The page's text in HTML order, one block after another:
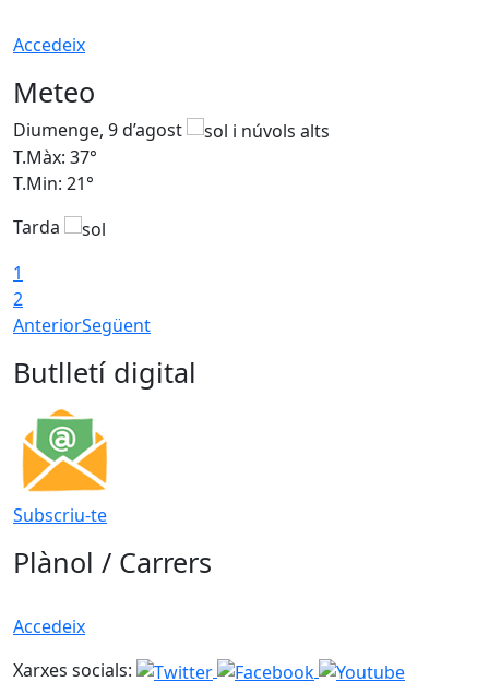
Accedeix
Meteo
Diumenge, 9 d’agost
T.Màx: 37°
T.Min: 21°
Tarda
1
2
AnteriorSegüent
Butlletí digital
Subscriu-te
Plànol / Carrers
Accedeix
Xarxes socials: